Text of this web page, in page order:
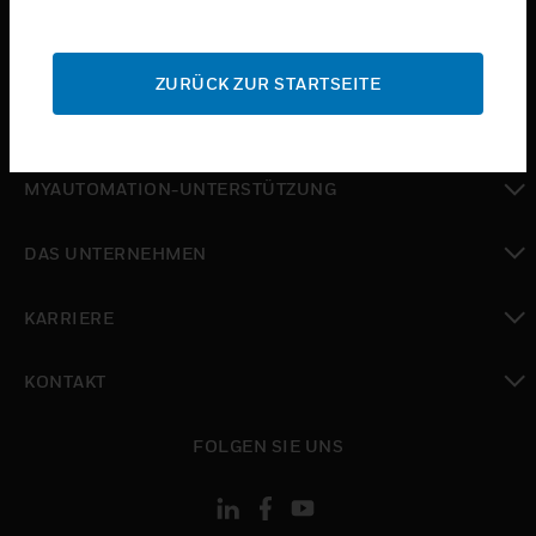
SUPPORT
toggle view
toggle view
MYAUTOMATION-UNTERSTÜTZUNG
DAS UNTERNEHMEN
KARRIERE
KONTAKT
FOLGEN SIE UNS
ZURÜCK ZUR STARTSEITE